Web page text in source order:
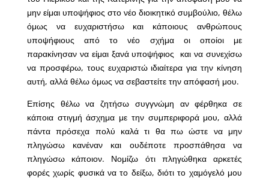
μην είμαι υποψήφιος στο νέο διοικητικό συμβούλιο, θέλω
όμως να ευχαριστήσω και κάποιους ανθρώπους
υποψήφιους από το νέο σχήμα οι οποίοι με
παρακίνησαν να είμαι ξανά υποψήφιος και να συνεχίσω
να προσφέρω, τους ευχαριστώ ιδιαίτερα για την κίνηση
αυτή, αλλά θέλω όμως να σεβαστείτε την απόφασή μου.
Επίσης θέλω να ζητήσω συγγνώμη αν φέρθηκα σε
κάποια στιγμή άσχημα με την συμπεριφορά μου, αλλά
πάντα πρόσεχα πολύ καλά τι θα πω ώστε να μην
πληγώσω κανέναν και ουδέποτε προσπάθησα να
πληγώσω κάποιον. Νομίζω ότι πληγώθηκα αρκετές
φορές χωρίς φυσικά να το δείξω, διότι το χαμόγελό μου